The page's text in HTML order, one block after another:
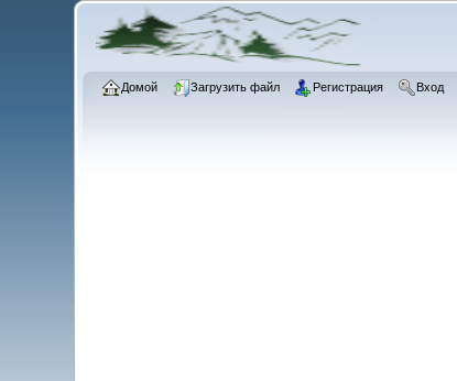
Домой Загрузить файл Регистрация Вход